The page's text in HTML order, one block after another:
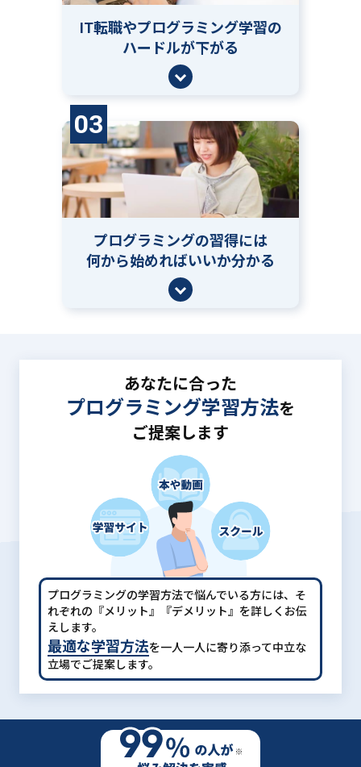
IT転職やプログラミング学習の
ハードルが下がる
03
プログラミングの習得には
何から始めればいいか分かる
あなたに合った
プログラミング学習方法を
ご提案します
プログラミングの学習方法で悩んでいる方には、 そ
れぞれの『メリット』『デメリット』を詳しくお伝
えします。
最適な学習方法を一人一人に寄り添って中立な
立場でご提案します。